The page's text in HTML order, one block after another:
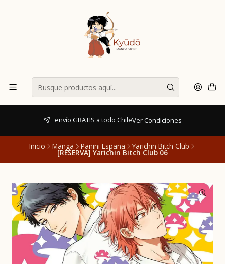
envío GRATIS a todo ChileVer Condiciones
Inicio Manga Panini España Yarichin Bitch Club
[RESERVA] Yarichin Bitch Club 06